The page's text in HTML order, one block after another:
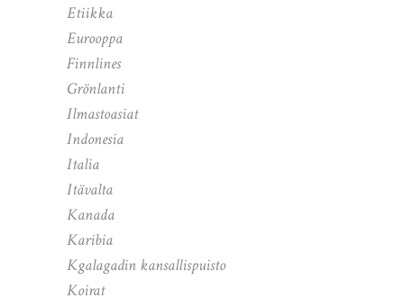
Etiikka
Eurooppa
Finnlines
Grönlanti
Ilmastoasiat
Indonesia
Italia
Itävalta
Kanada
Karibia
Kgalagadin kansallispuisto
Koirat